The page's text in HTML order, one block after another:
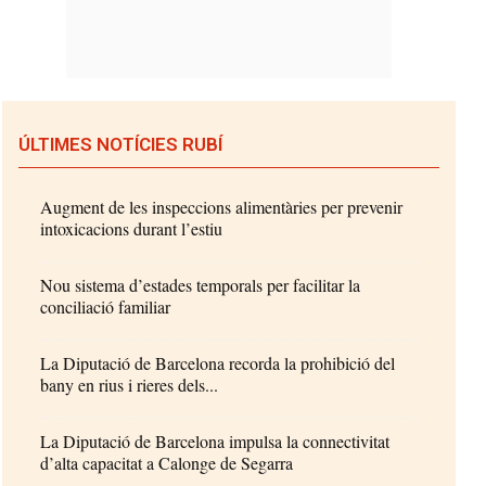
ÚLTIMES NOTÍCIES RUBÍ
Augment de les inspeccions alimentàries per prevenir
intoxicacions durant l’estiu
Nou sistema d’estades temporals per facilitar la
conciliació familiar
La Diputació de Barcelona recorda la prohibició del
bany en rius i rieres dels...
La Diputació de Barcelona impulsa la connectivitat
d’alta capacitat a Calonge de Segarra